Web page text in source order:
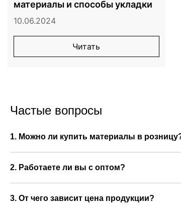
материалы и способы укладки
10.06.2024
Читать
Частые вопросы
1. Можно ли купить материалы в
Да, компания работает как с крупными
обязательного оформления крупной
2. Работаете ли вы с оптом?
Да, основное направление компании — опт
индивидуальные условия сотрудничества, а
3. От чего зависит цена продукции?